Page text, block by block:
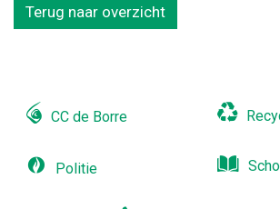
Terug naar overzicht
CC de Borre
Politie